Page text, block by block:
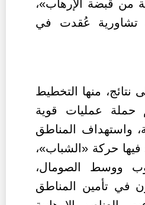
من قبضة الإرهاب»،
تشاورية عُقدت في
نتائج، منها التخطيط
حملة عمليات قوية
واستهداف المناطق
فيها حركة «الشباب»،
ووسط الصومال،
في تأمين المناطق